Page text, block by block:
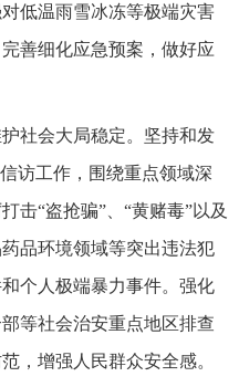
低温雨雪冰冻等极端灾害
善细化应急预案，做好应
社会大局稳定。坚持和发
访工作，围绕重点领域深
击“盗抢骗”、“黄赌毒”以及
品环境领域等突出违法犯
个人极端暴力事件。强化
等社会治安重点地区排查
，增强人民群众安全感。